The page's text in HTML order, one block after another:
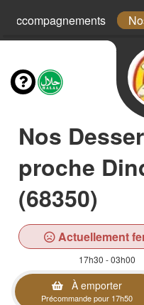
Accompagnements
Nos
proche
(68350)
Actuellement
17h30 - 03h00
À emporter
Précommande pour 17h50